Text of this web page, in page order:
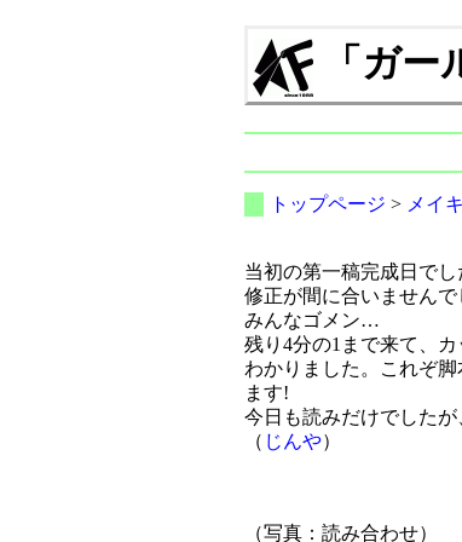
「ガー
トップページ > メイ
当初の第一稿完成日でし
修正が間に合いません
みんなゴメン…
残り4分の1まで来て、
わかりました。これぞ
ます!
今日も読みだけでした
（ じんや）
（写真：読み合わせ）